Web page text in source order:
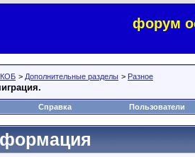
форум
КОБ > Дополнительные разделы > Разное
Справка Пользователи